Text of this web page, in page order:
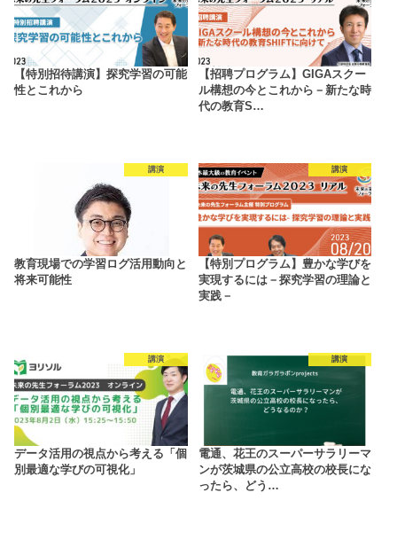
【特別招待講演】探究学習の可能
性とこれから
【招聘プログラム】GIGAスクー
ル構想の今とこれから－新たな時
代の教育S…
講演
教育現場での学習ログ活用動向と
将来可能性
講演
【特別プログラム】豊かな学びを
実現するには－探究学習の理論と
実践－
講演
データ活用の視点から考える「個
別最適な学びの可視化」
講演
電通、花王のスーパーサラリーマ
ンが茨城県の公立高校の校長にな
ったら、どう…